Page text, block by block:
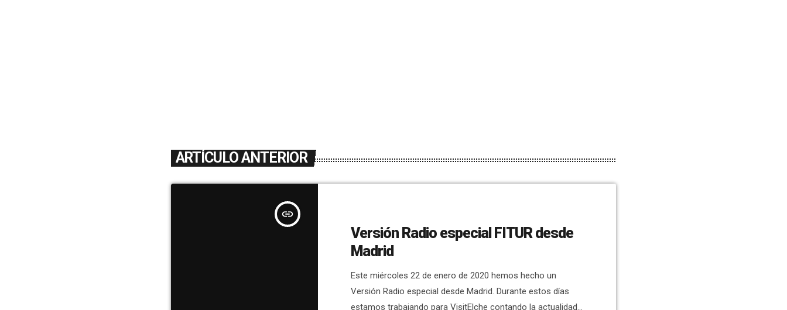
ARTÍCULO ANTERIOR
insert_link
Versión Radio especial FITUR desde
Madrid
Este miércoles 22 de enero de 2020 hemos hecho un
Versión Radio especial desde Madrid. Durante estos días
estamos trabajando para VisitElche contando la actualidad